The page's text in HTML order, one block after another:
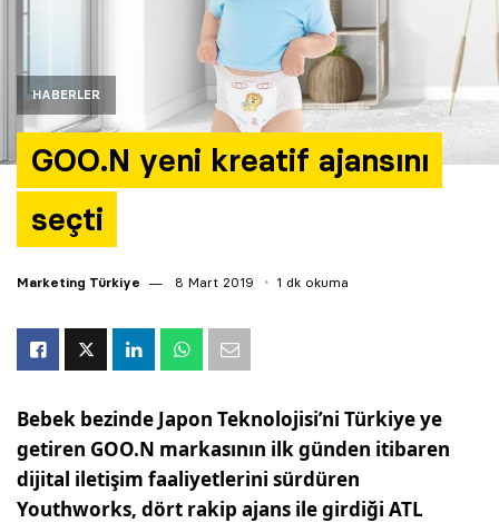
HABERLER
GOO.N yeni kreatif ajansını
seçti
Marketing Türkiye 8 Mart 2019 1 dk okuma
Bebek bezinde Japon Teknolojisi’ni Türkiye ye
getiren GOO.N markasının ilk günden itibaren
dijital iletişim faaliyetlerini sürdüren
Youthworks, dört rakip ajans ile girdiği ATL